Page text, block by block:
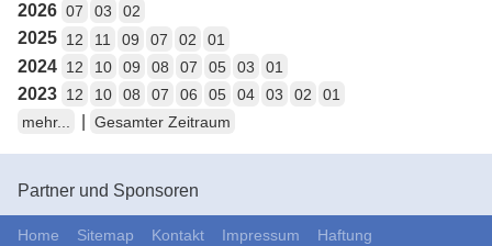
2026 07 03 02
2025 12 11 09 07 02 01
2024 12 10 09 08 07 05 03 01
2023 12 10 08 07 06 05 04 03 02
01
mehr...
Gesamter Zeitraum
Partner und Sponsoren
Home Sitemap Kontakt Impressum Haftung